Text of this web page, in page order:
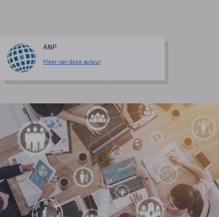
ANP
Meer van deze auteur